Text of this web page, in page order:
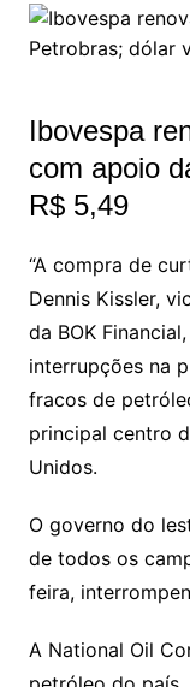
Ibovespa
com apoio
R$ 5,49
“A compra de
Dennis Kissler,
da BOK
interrupções na
fracos de
principal centro
Unidos.
O governo do
de todos os
feira,
A National Oil